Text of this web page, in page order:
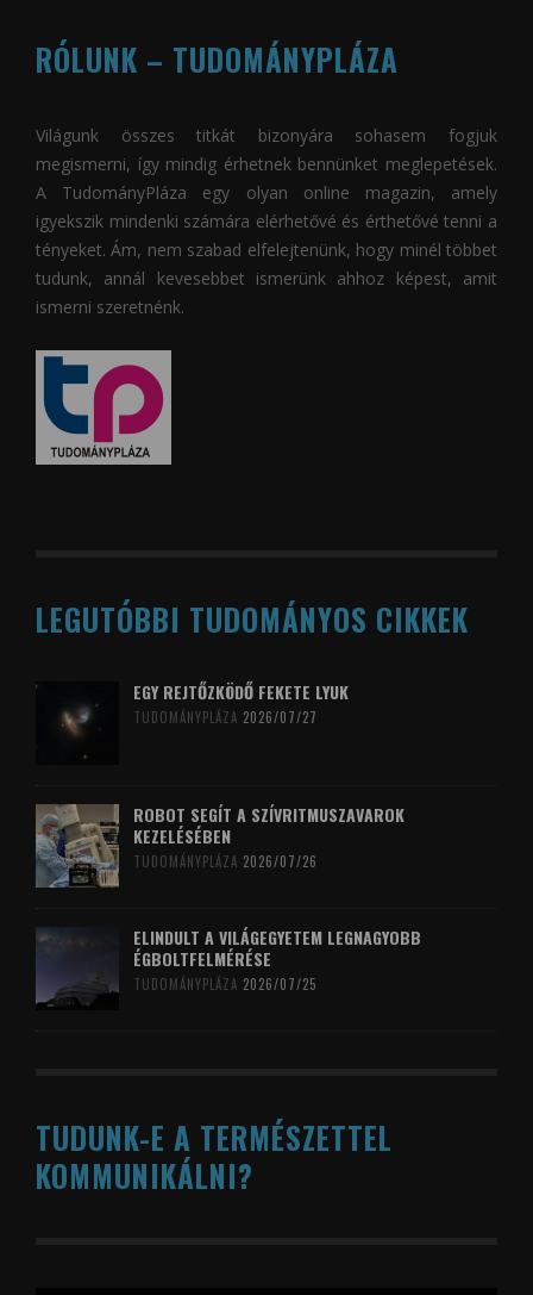
RÓLUNK – TUDOMÁNYPLÁZA
Világunk összes titkát bizonyára sohasem fogjuk
megismerni, így mindig érhetnek bennünket meglepetések.
A TudományPláza egy olyan online magazin, amely
igyekszik mindenki számára elérhetővé és érthetővé tenni a
tényeket. Ám, nem szabad elfelejtenünk, hogy minél többet
tudunk, annál kevesebbet ismerünk ahhoz képest, amit
ismerni szeretnénk.
LEGUTÓBBI TUDOMÁNYOS CIKKEK
EGY REJTŐZKÖDŐ FEKETE LYUK
TUDOMÁNYPLÁZA 2026/07/27
ROBOT SEGÍT A SZÍVRITMUSZAVAROK
KEZELÉSÉBEN
TUDOMÁNYPLÁZA 2026/07/26
ELINDULT A VILÁGEGYETEM LEGNAGYOBB
ÉGBOLTFELMÉRÉSE
TUDOMÁNYPLÁZA 2026/07/25
TUDUNK-E A TERMÉSZETTEL
KOMMUNIKÁLNI?